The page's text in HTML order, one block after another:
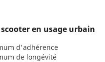
en usage urbain
d'adhérence
de longévité